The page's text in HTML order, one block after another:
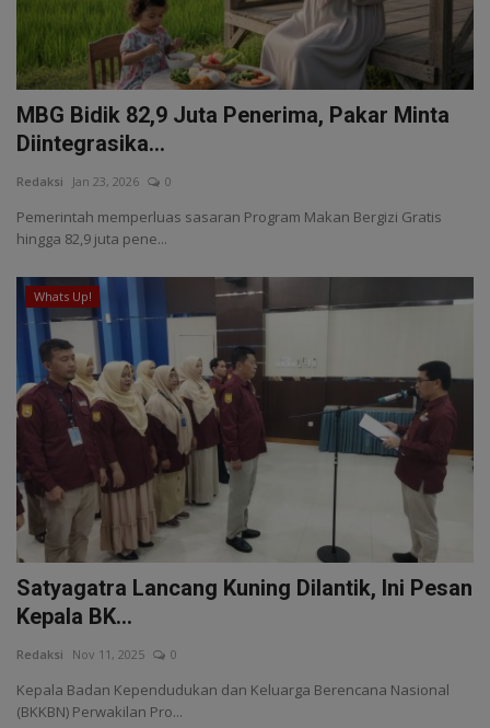
MBG Bidik 82,9 Juta Penerima, Pakar Minta
Diintegrasika...
Redaksi Jan 23, 2026 0
Pemerintah memperluas sasaran Program Makan Bergizi Gratis
hingga 82,9 juta pene...
Whats Up!
Satyagatra Lancang Kuning Dilantik, Ini Pesan
Kepala BK...
Redaksi Nov 11, 2025 0
Kepala Badan Kependudukan dan Keluarga Berencana Nasional
(BKKBN) Perwakilan Pro...